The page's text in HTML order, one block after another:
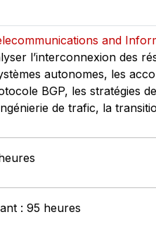
and
l’interconnexion des
autonomes, les
BGP, les stratégies
de trafic, la
: 95 heures